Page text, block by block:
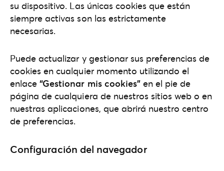
su dispositivo. Las únicas cookies que están
siempre activas son las estrictamente
necesarias.
Puede actualizar y gestionar sus preferencias de
cookies en cualquier momento utilizando el
enlace“Gestionar mis cookies”en el pie de
página de cualquiera de nuestros sitios web o en
nuestras aplicaciones, que abrirá nuestro centro
de preferencias.
Configuración del navegador